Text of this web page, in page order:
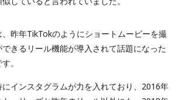
昨年TikTokのようにショートムービーを撮
きるリール機能が導入されて話題になった
。
インスタグラムが力を入れており、2016年